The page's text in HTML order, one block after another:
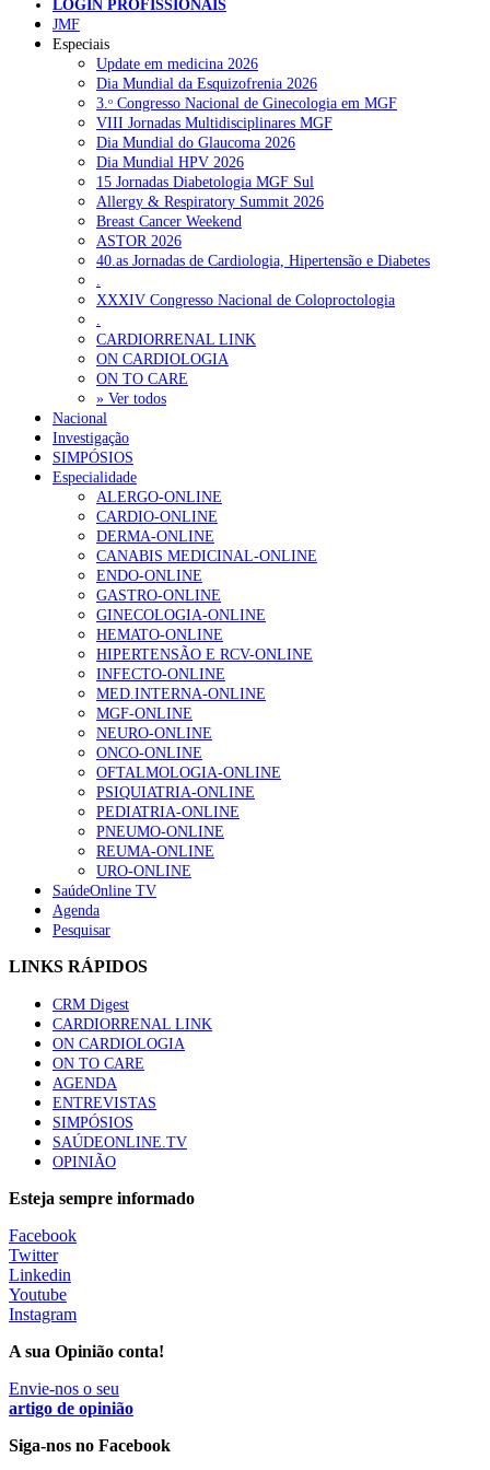
NOTÍCIAS RECENTES
Mais de 400 utentes beneficiaram de comparticipação reforçada
para tratamentos de infertilidade na Madeira 6 de Agosto, 2026
Sindicato acusa ULS São João de negar direitos de parentalidade
aos médicos 6 de Agosto, 2026
Sindicato critica exclusão dos técnicos na criação de novo curso
de emergência pré-hospitalar
Plataforma criada por estudantes apoia famílias após diagnóstico
de demência 5 de Agosto, 2026
ULS Alto Alentejo e IPO de Lisboa reforçam cooperação em
Oncologia, formação e investigação
NOTÍCIAS MAIS LIDAS
Enfermagem Forense. “Da urgência ao tribunal, cada
gesto conta e cada profissional faz a diferença”
202 visualizações
Alguns milhares de utentes podem ficar sem médico de
família com nova regras do registo, alerta associação
175 visualizações
Quase quatro em cada dez doentes com enfarte
apresentavam níveis elevados de Lp(a), revela estudo
86 visualizações
“Os programas de rastreio do cancro do pulmão são
custo-efetivos e representam um investimento
sustentável para os sistemas de saúde”
66 visualizações
mama triplo negativo metastático em doentes não
61 visualizações
Especialistas defendem mais potássio na alimentação
para ajudar a controlar a hipertensão
57 visualizações
Chefes de equipa das urgências do Hospital Garcia de Orta
apresentam demissão
29 Nov, 2022
anterior
LOGIN PROFISSIONAIS
JMF
Especiais
Update em medicina 2026
Dia Mundial da Esquizofrenia 2026
3.ᵒ Congresso Nacional de Ginecologia em MGF
VIII Jornadas Multidisciplinares MGF
Dia Mundial do Glaucoma 2026
Dia Mundial HPV 2026
15 Jornadas Diabetologia MGF Sul
Allergy & Respiratory Summit 2026
Breast Cancer Weekend
ASTOR 2026
40.as Jornadas de Cardiologia, Hipertensão e Diabetes
.
XXXIV Congresso Nacional de Coloproctologia
.
CARDIORRENAL LINK
ON CARDIOLOGIA
ON TO CARE
» Ver todos
Nacional
Investigação
SIMPÓSIOS
Especialidade
ALERGO-ONLINE
CARDIO-ONLINE
DERMA-ONLINE
CANABIS MEDICINAL-ONLINE
ENDO-ONLINE
GASTRO-ONLINE
GINECOLOGIA-ONLINE
HEMATO-ONLINE
HIPERTENSÃO E RCV-ONLINE
INFECTO-ONLINE
MED.INTERNA-ONLINE
MGF-ONLINE
NEURO-ONLINE
ONCO-ONLINE
OFTALMOLOGIA-ONLINE
PSIQUIATRIA-ONLINE
PEDIATRIA-ONLINE
PNEUMO-ONLINE
REUMA-ONLINE
URO-ONLINE
SaúdeOnline TV
Agenda
Pesquisar
LINKS RÁPIDOS
CRM Digest
CARDIORRENAL LINK
ON CARDIOLOGIA
ON TO CARE
AGENDA
ENTREVISTAS
SIMPÓSIOS
SAÚDEONLINE.TV
OPINIÃO
Esteja sempre informado
Facebook
Twitter
Linkedin
Youtube
Instagram
A sua Opinião conta!
Envie-nos o seu
artigo de opinião
Siga-nos no Facebook